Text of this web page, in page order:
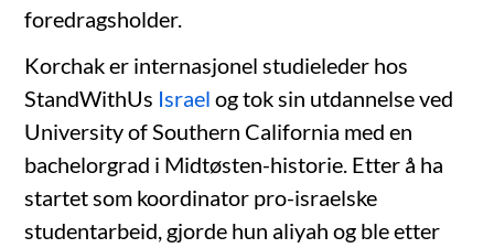
foredragsholder.
Korchak er internasjonel studieleder hos
StandWithUs Israel og tok sin utdannelse ved
University of Southern California med en
bachelorgrad i Midtøsten-historie. Etter å ha
startet som koordinator pro-israelske
studentarbeid, gjorde hun aliyah og ble etter